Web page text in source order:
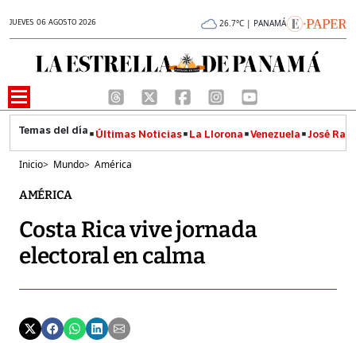
JUEVES 06 AGOSTO 2026 26.7°C | PANAMÁ
Últimas Noticias La Llorona Venezuela José
Inicio> Mundo> América
AMÉRICA
Costa Rica vive jornada
electoral en calma